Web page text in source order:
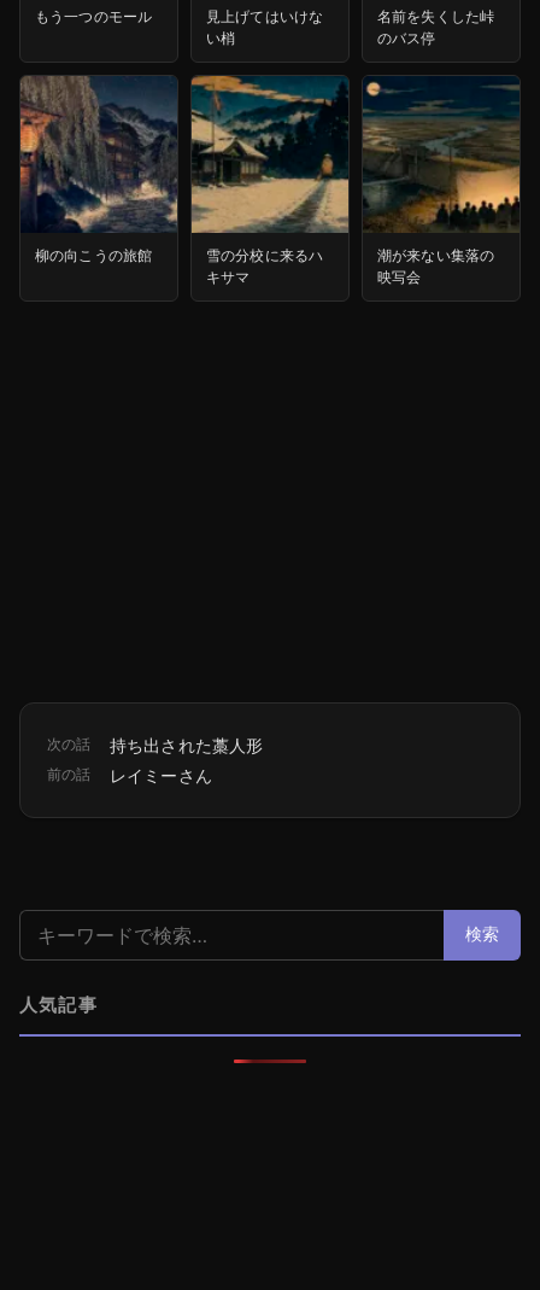
もう一つのモール
見上げてはいけな
い梢
名前を失くした峠
のバス停
柳の向こうの旅館
雪の分校に来るハ
キサマ
潮が来ない集落の
映写会
次の話 持ち出された藁人形
前の話 レイミーさん
検索: 検索
人気記事